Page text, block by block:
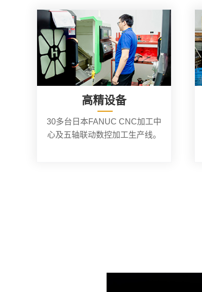
高精设备
30多台日本FANUC CNC加工中
心及五轴联动数控加工生产线。